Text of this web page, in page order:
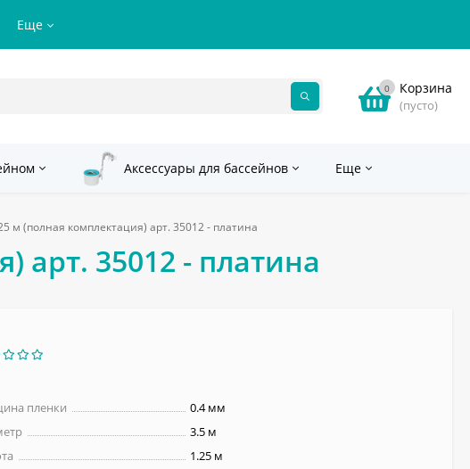
Еще
0 Корзина
(пусто)
Аксессуары для бассейнов Еще
м (полная комплектация) арт. 35012 - платина
арт. 35012 - платина
пленки
0.4 мм
3.5 м
1.25 м